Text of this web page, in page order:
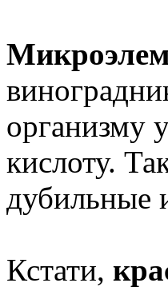
организму
кислоту.
дубильные
Кстати,